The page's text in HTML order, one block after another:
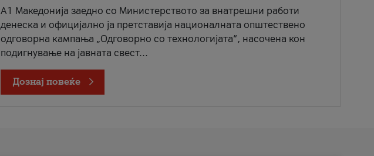
A1 Македонија заедно со Министерството за внатрешни работи
денеска и официјално ја претставија националната општествено
одговорна кампања „Одговорно со технологијата“, насочена кон
подигнување на јавната свест...
Дознај повеќе